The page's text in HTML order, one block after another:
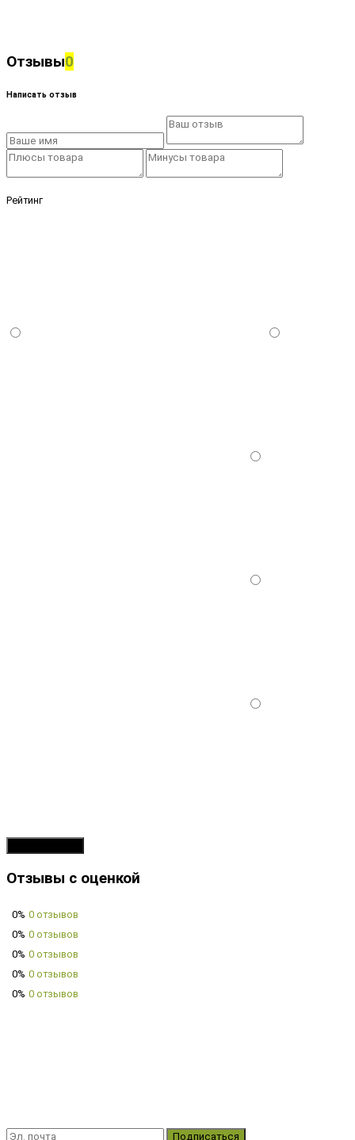
Отзывы0
Написать отзыв
Рейтинг
Отзывы с оценкой
0% 0 отзывов
0% 0 отзывов
0% 0 отзывов
0% 0 отзывов
0% 0 отзывов
Подписаться